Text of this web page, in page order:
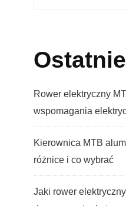
Rower elektryczny
wspomagania
Kierownica MTB
różnice i co wybrać
Jaki rower